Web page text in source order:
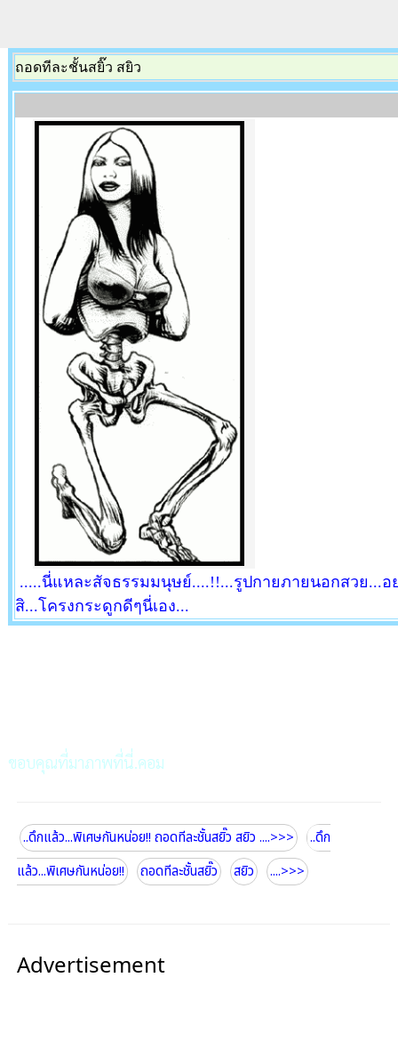
ถอดทีละชั้นสยิ๊ว สยิว
.....นี่แหละสัจธรรมมนุษย์....!!...รูปกายภายนอกสวย...อ
สิ...โครงกระดูกดีๆนี่เอง...
ขอบคุณที่มาภาพที่นี่.คอม
..ดึกแล้ว...พิเศษกันหน่อย!! ถอดทีละชั้นสยิ๊ว สยิว ....>>>
..ดึก
แล้ว...พิเศษกันหน่อย!!
ถอดทีละชั้นสยิ๊ว สยิว ....>>>
Advertisement